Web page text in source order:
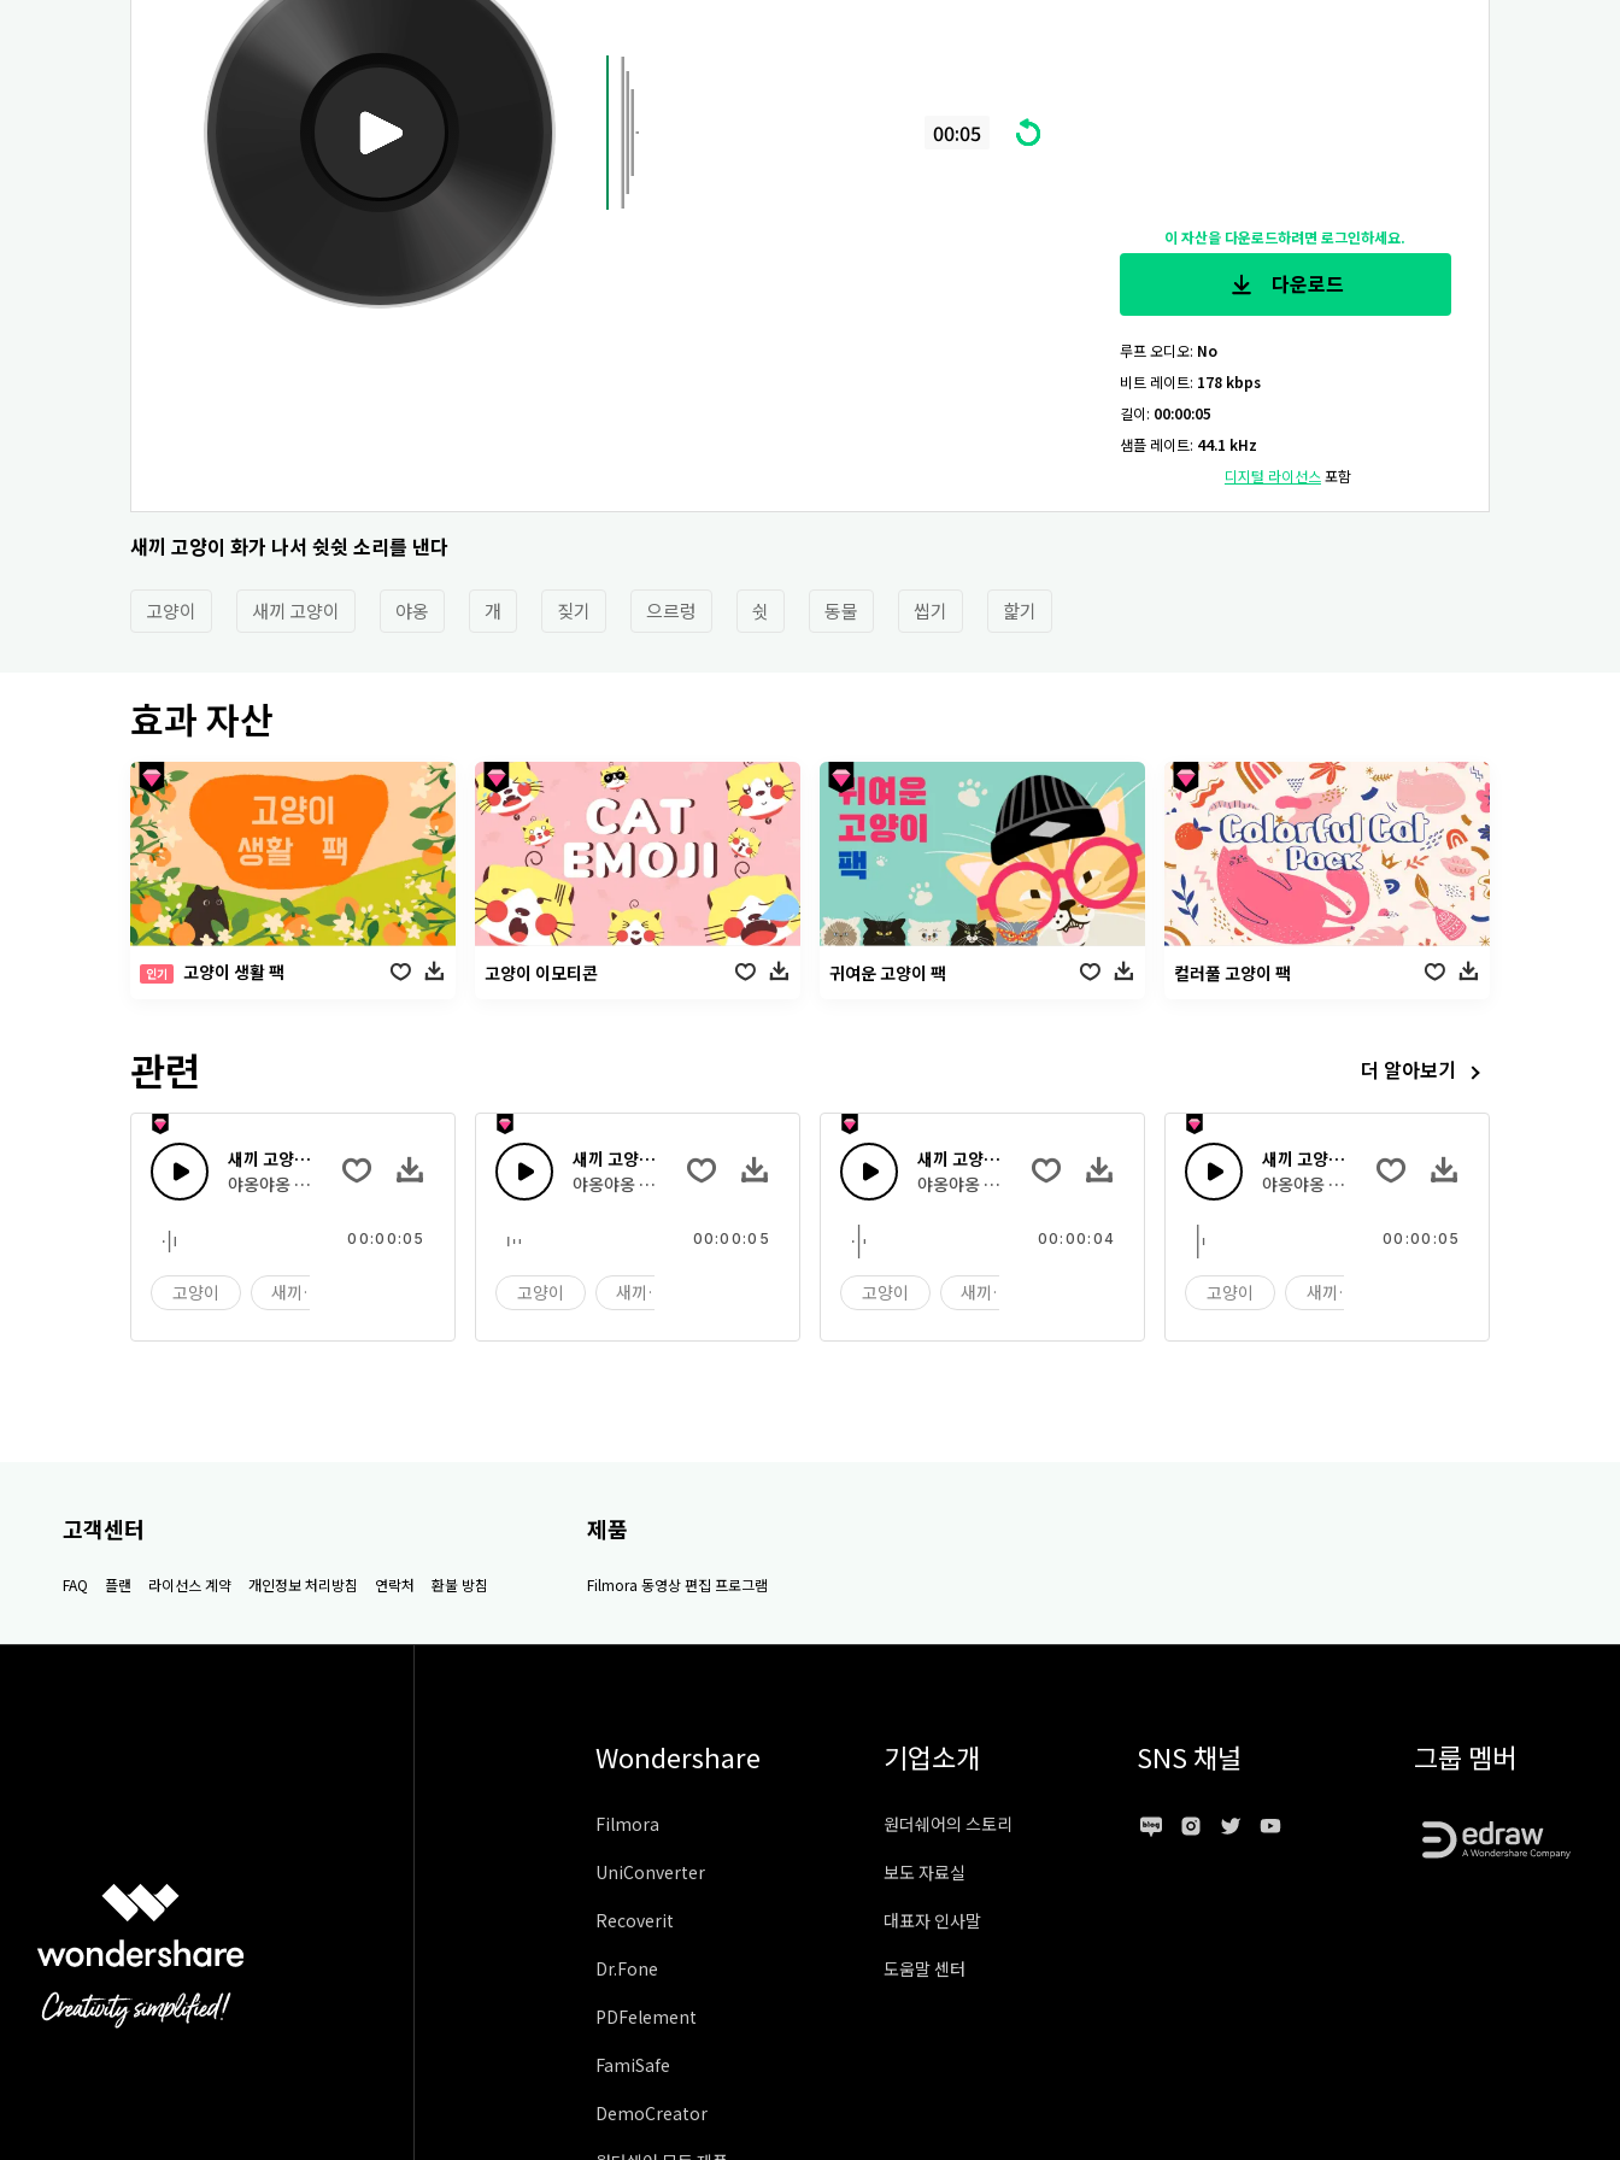
00:05
이 자산을 다운로드하려면 로그인하세요.
다운로드
루프 오디오: No
비트 레이트: 178 kbps
길이: 00:00:05
샘플 레이트: 44.1 kHz
디지털 라이선스 포함
새끼 고양이 화가 나서 쉿쉿 소리를 낸다
고양이 새끼 고양이 야옹 개 짖기 으르렁 쉿 동물 씹기 핥기
효과 자산
인기 고양이 생활 팩 고양이 이모티콘 귀여운 고양이 팩 컬러풀 고양이 팩
관련 더 알아보기
새끼 고양이 야옹 9
야옹야옹 울고 있는 새끼 고양이
고양이 새끼 고양이
00:00:05
새끼 고양이 야옹 8
야옹야옹 울고 있는 새끼 고양이
고양이 새끼 고양이
00:00:05
새끼 고양이 야옹 7
야옹야옹 울고 있는 새끼 고양이
고양이 새끼 고양이
00:00:04
새끼 고양이 야옹 6
야옹야옹 울고 있는 새끼 고양이
고양이 새끼 고양이
00:00:05
고객센터
FAQ 플랜 라이선스 계약 개인정보 처리방침 연락처 환불 방침
제품
Filmora 동영상 편집 프로그램
Wondershare
Filmora
UniConverter
Recoverit
Dr.Fone
PDFelement
FamiSafe
DemoCreator
기업소개
원더쉐어의 스토리
보도 자료실
대표자 인사말
도움말 센터
SNS 채널 그룹 멤버